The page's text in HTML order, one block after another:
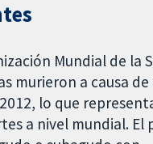
Mundial de la
murieron a causa
lo que
a nivel mundial. El